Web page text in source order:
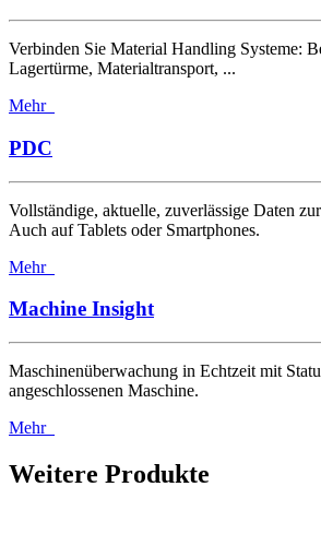
Verbinden Sie Material Handling Systeme:
Lagertürme, Materialtransport, ...
Mehr
PDC
Vollständige, aktuelle, zuverlässige Daten
Auch auf Tablets oder Smartphones.
Mehr
Machine Insight
Maschinenüberwachung in Echtzeit mit
angeschlossenen Maschine.
Mehr
Weitere Produkte